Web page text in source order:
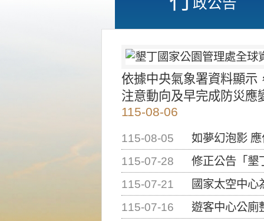
依據中央氣象署資料顯示
注意動向及早完成防災應
115-08-06
115-08-05
如夢幻泡影
115-07-28
修正公告「墾丁國家公
115-07-21
國家太空中心為辦理
115-07-16
遊客中心公廁